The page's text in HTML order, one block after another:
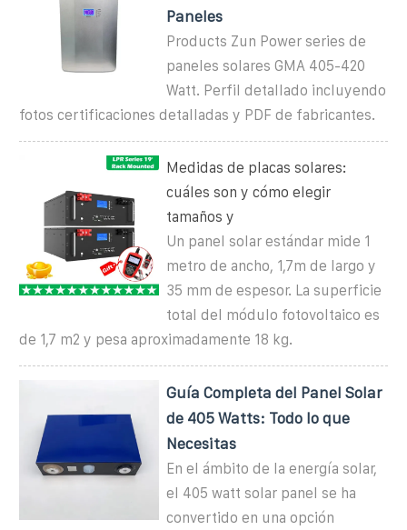
Paneles
Products Zun Power series de
paneles solares GMA 405-420
Watt. Perfil detallado incluyendo
fotos certificaciones detalladas y PDF de fabricantes.
Medidas de placas solares:
cuáles son y cómo elegir
tamaños y
Un panel solar estándar mide 1
metro de ancho, 1,7m de largo y
35 mm de espesor. La superficie
total del módulo fotovoltaico es
de 1,7 m2 y pesa aproximadamente 18 kg.
Guía Completa del Panel Solar
de 405 Watts: Todo lo que
Necesitas
En el ámbito de la energía solar,
el 405 watt solar panel se ha
convertido en una opción